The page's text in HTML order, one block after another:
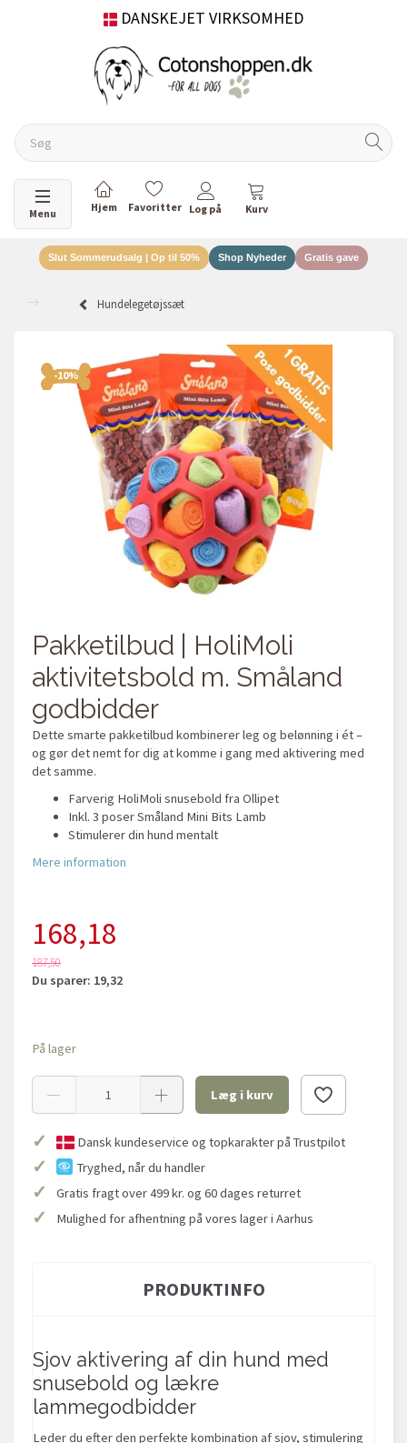
DANSKEJET VIRKSOMHED
Skifte navigation
Menu
Slut Sommerudsalg | Op til 50% Shop Nyheder Gratis gave
Hundelegetøjssæt
-10%
Pakketilbud | HoliMoli
aktivitetsbold m. Småland
godbidder
Dette smarte pakketilbud kombinerer leg og belønning i ét –
og gør det nemt for dig at komme i gang med aktivering med
det samme.
Farverig HoliMoli snusebold fra Ollipet
Inkl. 3 poser Småland Mini Bits Lamb
Stimulerer din hund mentalt
Mere information
168,18
187,50
Du sparer: 19,32
På lager
Læg i kurv
✓ Dansk kundeservice og topkarakter på Trustpilot
✓ Tryghed, når du handler
✓ Gratis fragt over 499 kr. og 60 dages returret
✓ Mulighed for afhentning på vores lager i Aarhus
PRODUKTINFO
Sjov aktivering af din hund med
snusebold og lækre
lammegodbidder
Leder du efter den perfekte kombination af sjov, stimulering